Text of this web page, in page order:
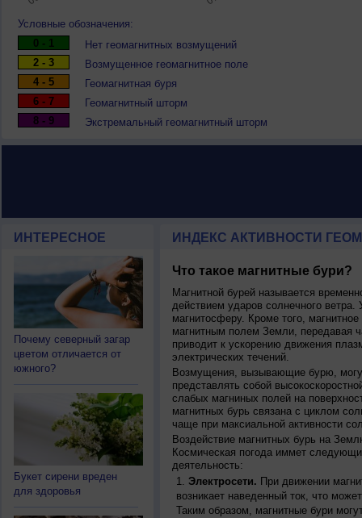
Условные обозначения:
0 - 1
Нет геомагнитных возмущений
2 - 3
Возмущенное геомагнитное поле
4 - 5
Геомагнитная буря
6 - 7
Геомагнитный шторм
8 - 9
Экстремальный геомагнитный шторм
ИНТЕРЕСНОЕ
Почему северный загар
цветом отличается от
южного?
Букет сирени вреден
для здоровья
ИНДЕКС АКТИВНОСТИ
Что такое магнитные бури?
Магнитной бурей называется
действием ударов солнечного ветра.
магнитосферу. Кроме того,
магнитным полем Земли, передавая
приводит к ускорению движения
электрических течений.
Возмущения, вызывающие бурю,
представлять собой
слабых магниных полей на
магнитных бурь связана с циклом
чаще при максиальной активности
Воздействие магнитных бурь на
Космическая погода иммет
деятельность:
Электросети. При движении
возникает наведенный ток, что
Таким образом, магнитные бури